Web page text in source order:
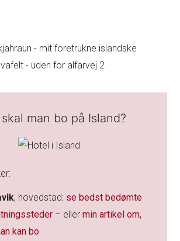
man bo på Island?
, hovedstad: se bedst bedømte
– ellermin artikel om,
kan bo